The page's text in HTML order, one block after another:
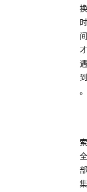
换
时
间
才
遇
到
。
索
全
部
集